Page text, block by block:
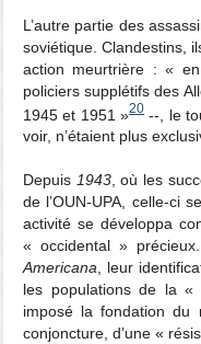
L’autre partie des
soviétique. Clandestins,
action meurtrière : «
policiers supplétifs des
1945 et 1951 »20 ‑‑, le
voir, n’étaient plus
Depuis 1943, où les
de l’OUN-UPA, celle-ci
activité se développa
« occidental »
Americana, leur
les populations de la «
imposé la fondation du
conjoncture, d’une «